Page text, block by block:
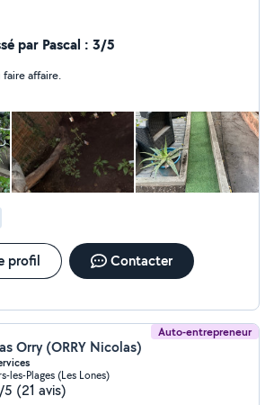
par Pascal : 3/5
faire affaire.
profil Contacter
Auto-entrepreneur
Orry (ORRY Nicolas)
les-Plages (Les Lones)
5 (21 avis)